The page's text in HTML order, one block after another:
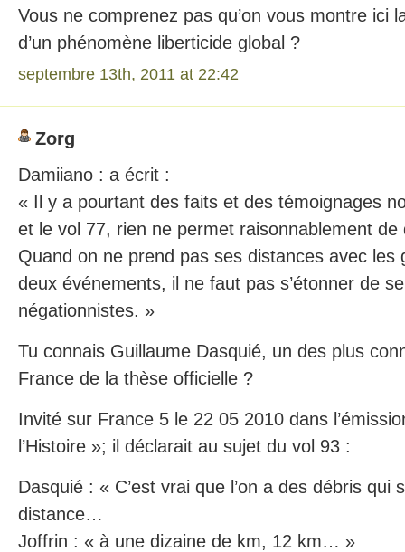
Vous ne comprenez pas qu’on vous montre ici
d’un phénomène liberticide global ?
septembre 13th, 2011 at 22:42
Zorg
Damiiano : a écrit :
« Il y a pourtant des faits et des témoignages
et le vol 77, rien ne permet raisonnablement
Quand on ne prend pas ses distances avec les
deux événements, il ne faut pas s’étonner de
négationnistes. »
Tu connais Guillaume Dasquié, un des plus
France de la thèse officielle ?
Invité sur France 5 le 22 05 2010 dans
l’Histoire »; il déclarait au sujet du vol 93 :
Dasquié : « C’est vrai que l’on a des débris qui
distance…
Joffrin : « à une dizaine de km, 12 km… »